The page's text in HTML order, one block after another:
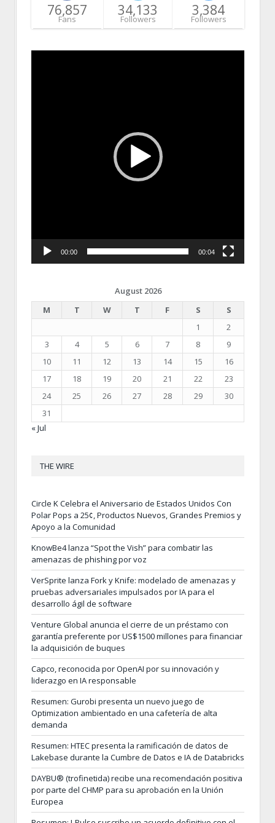
76,857
Fans
34,133
Followers
3,384
Followers
00:00 00:04
August 2026
M
T W T F S
S
1
2
3
4 5 6 7 8
9
10
11 12 13 14 15
16
17
18 19 20 21 22
23
24
25 26 27 28 29
30
31
« Jul
THE WIRE
Circle K Celebra el Aniversario de Estados Unidos Con
Polar Pops a 25¢, Productos Nuevos, Grandes Premios y
Apoyo a la Comunidad
KnowBe4 lanza “Spot the Vish” para combatir las
amenazas de phishing por voz
VerSprite lanza Fork y Knife: modelado de amenazas y
pruebas adversariales impulsados por IA para el
desarrollo ágil de software
Venture Global anuncia el cierre de un préstamo con
garantía preferente por US$1500 millones para financiar
la adquisición de buques
Capco, reconocida por OpenAI por su innovación y
liderazgo en IA responsable
Resumen: Gurobi presenta un nuevo juego de
Optimization ambientado en una cafetería de alta
demanda
Resumen: HTEC presenta la ramificación de datos de
Lakebase durante la Cumbre de Datos e IA de Databricks
DAYBU® (trofinetida) recibe una recomendación positiva
por parte del CHMP para su aprobación en la Unión
Europea